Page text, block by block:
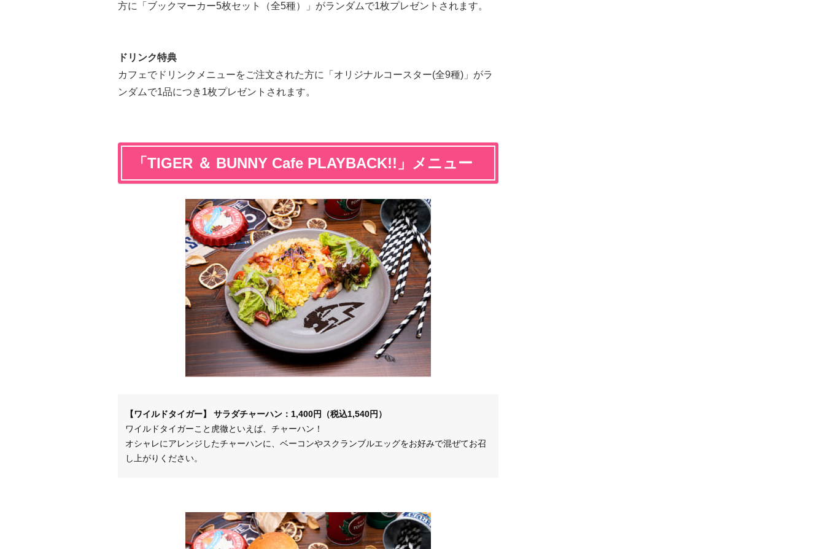
方に「ブックマーカー5枚セット（全5種）」がランダムで1枚プレゼントされます。
ドリンク特典
カフェでドリンクメニューをご注文された方に「オリジナルコースター(全9種)」がラ
ンダムで1品につき1枚プレゼントされます。
「TIGER ＆ BUNNY Cafe PLAYBACK!!」メニュー
【ワイルドタイガー】 サラダチャーハン：1,400円（税込1,540円）
ワイルドタイガーこと虎徹といえば、チャーハン！
オシャレにアレンジしたチャーハンに、ベーコンやスクランブルエッグをお好みで混ぜてお召
し上がりください。